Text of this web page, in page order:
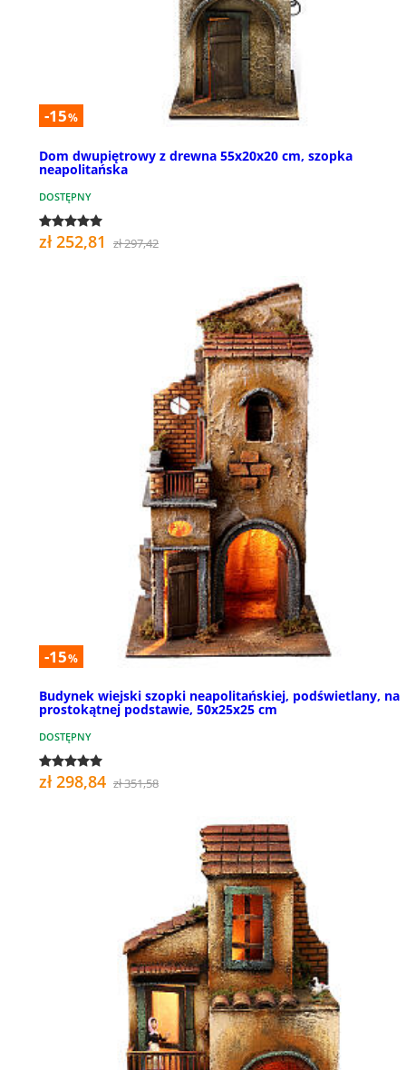
-15%
Dom dwupiętrowy z drewna 55x20x20 cm, szopka
neapolitańska
DOSTĘPNY
zł 252,81 zł 297,42
-15%
Budynek wiejski szopki neapolitańskiej, podświetlany, na
prostokątnej podstawie, 50x25x25 cm
DOSTĘPNY
zł 298,84 zł 351,58